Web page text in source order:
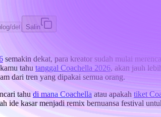
Salin
semakin dekat, para kreator sudah mulai
tahu tanggal Coachella 2026, akan jauh
dari tren yang dipakai semua orang.
tahu di mana Coachella atau apakah tiket
ide kasar menjadi remix bernuansa festival